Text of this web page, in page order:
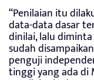
“Penilaian itu
data-data dasar
dinilai, lalu
sudah
penguji
tinggi yang ada di